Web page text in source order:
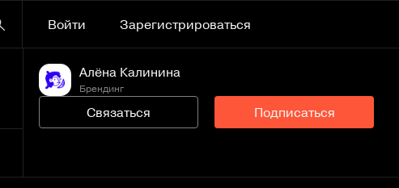
Войти Зарегистрироваться
Алёна Калинина
Брендинг
Связаться Подписаться